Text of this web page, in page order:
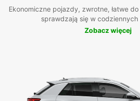
Ekonomiczne pojazdy, zwrotne, łatwe
sprawdzają się w
Zobacz więcej